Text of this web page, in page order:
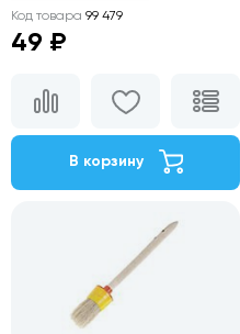
Код товара 99 479
49 ₽
В корзину